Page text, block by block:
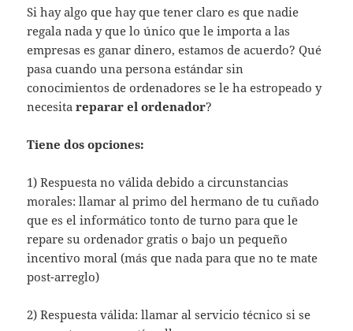
Si hay algo que hay que tener claro es que nadie
regala nada y que lo único que le importa a las
empresas es ganar dinero, estamos de acuerdo? Qué
pasa cuando una persona estándar sin
conocimientos de ordenadores se le ha estropeado y
necesitareparar el ordenador?
Tiene dos opciones:
1) Respuesta no válida debido a circunstancias
morales: llamar al primo del hermano de tu cuñado
que es el informático tonto de turno para que le
repare su ordenador gratis o bajo un pequeño
incentivo moral (más que nada para que no te mate
post-arreglo)
2) Respuesta válida: llamar al servicio técnico si se